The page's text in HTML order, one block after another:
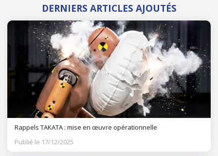
DERNIERS ARTICLES AJOUTÉS
Rappels TAKATA : mise en œuvre opérationnelle
Publié le 17/12/2025